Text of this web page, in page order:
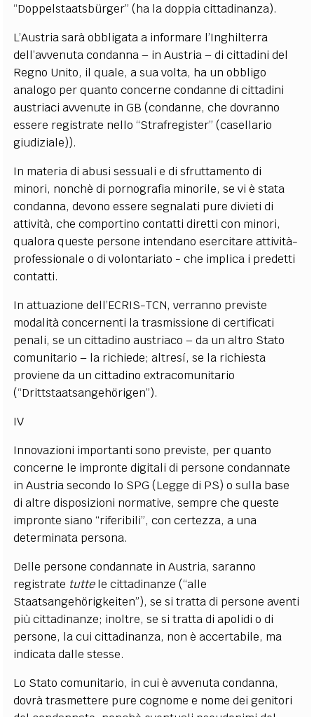
“Doppelstaatsbürger” (ha la doppia cittadinanza).
L’Austria sarà obbligata a informare l’Inghilterra
dell’avvenuta condanna – in Austria – di cittadini del
Regno Unito, il quale, a sua volta, ha un obbligo
analogo per quanto concerne condanne di cittadini
austriaci avvenute in GB (condanne, che dovranno
essere registrate nello “Strafregister” (casellario
giudiziale)).
In materia di abusi sessuali e di sfruttamento di
minori, nonchè di pornografia minorile, se vi è stata
condanna, devono essere segnalati pure divieti di
attività, che comportino contatti diretti con minori,
qualora queste persone intendano esercitare attività-
professionale o di volontariato - che implica i predetti
contatti.
In attuazione dell’ECRIS-TCN, verranno previste
modalità concernenti la trasmissione di certificati
penali, se un cittadino austriaco – da un altro Stato
comunitario – la richiede; altresí, se la richiesta
proviene da un cittadino extracomunitario
(“Drittstaatsangehörigen”).
IV
Innovazioni importanti sono previste, per quanto
concerne le impronte digitali di persone condannate
in Austria secondo lo SPG (Legge di PS) o sulla base
di altre disposizioni normative, sempre che queste
impronte siano “riferibili”, con certezza, a una
determinata persona.
Delle persone condannate in Austria, saranno
registrate tuttele cittadinanze (“alle
Staatsangehörigkeiten”), se si tratta di persone aventi
più cittadinanze; inoltre, se si tratta di apolidi o di
persone, la cui cittadinanza, non è accertabile, ma
indicata dalle stesse.
Lo Stato comunitario, in cui è avvenuta condanna,
dovrà trasmettere pure cognome e nome dei genitori